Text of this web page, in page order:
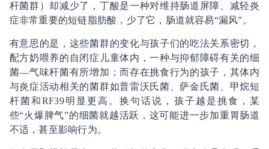
杆菌群）却减少了，丁酸是一种对维持肠道屏障、减轻炎
症非常重要的短链脂肪酸，少了它，肠道就容易“漏风”。
有意思的是，这些菌群的变化与孩子们的吃法关系密切，
配方奶喂养的自闭症儿童体内，一种与抑郁障碍有关的细
菌—气味杆菌有所增加；而存在挑食行为的孩子，其体内
与炎症活动相关的菌群如普雷沃氏菌、萨金氏菌、甲烷短
杆菌和RF39明显更高。换句话说，孩子越是挑食，某
些“火爆脾气”的细菌就越活跃，这可能进一步加重胃肠道
不适，甚至影响行为。